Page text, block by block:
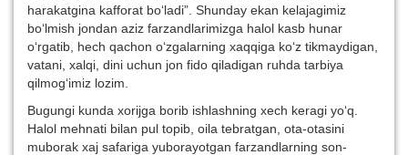
harakatgina kafforat bo‘ladi”. Shunday ekan kelajagimiz
bo‘lmish jondan aziz farzandlarimizga halol kasb hunar
o‘rgatib, hech qachon o‘zgalarning xaqqiga ko‘z tikmaydigan,
vatani, xalqi, dini uchun jon fido qiladigan ruhda tarbiya
qilmog‘imiz lozim.
Bugungi kunda xorijga borib ishlashning xech keragi yo‘q.
Halol mehnati bilan pul topib, oila tebratgan, ota-otasini
muborak xaj safariga yuborayotgan farzandlarning son-